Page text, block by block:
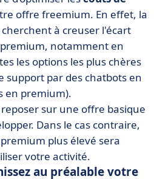
offre freemium. En effet, la
à creuser l'écart
notamment en
les options les plus chères
support par des chatbots en
en premium).
sur une offre basique
Dans le cas contraire,
plus élevé sera
votre activité.
au préalable votre